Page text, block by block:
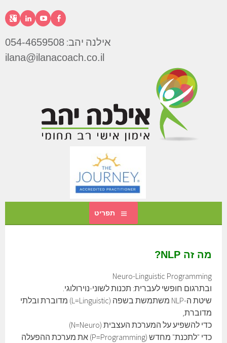
אילנה
יהב
אילנה יהב:054-4659508
ilana@ilanacoach.co.il
תפריט
מה זה NLP?
Neuro-Linguistic Programming
ובתרגום חופשי לעברית: תכנות לשוני-נוירולוגי.
שיטת ה-NLP משתמשת בשפה (L=Linguistic) מדוברת ובלתי
מדוברת,
כדי להשפיע על המערכת העצבית (N=Neuro)
כדי "לתכנת" מחדש (P=Programming) את מערכת ההפעלה